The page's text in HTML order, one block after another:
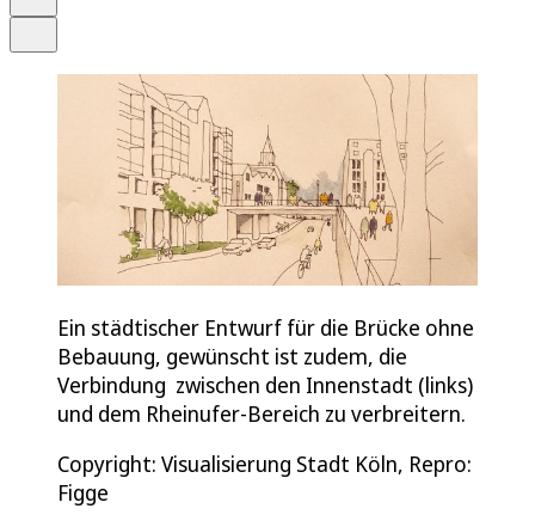
Ein städtischer Entwurf für die Brücke ohne
Bebauung, gewünscht ist zudem, die
Verbindung zwischen den Innenstadt (links)
und dem Rheinufer-Bereich zu verbreitern.
Copyright: Visualisierung Stadt Köln, Repro:
Figge